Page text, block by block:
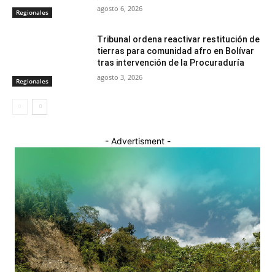
Regionales agosto 6, 2026
Regionales
Tribunal ordena reactivar restitución de
tierras para comunidad afro en Bolívar
tras intervención de la Procuraduría
agosto 3, 2026
- Advertisment -